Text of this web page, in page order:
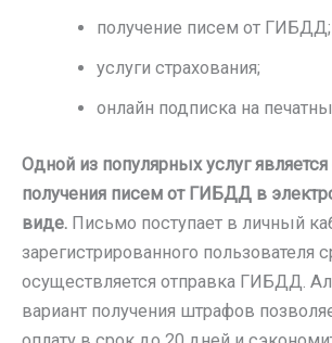
получение писем от ГИБДД;
услуги страхования;
онлайн подписка на
Одной из популярных услуг
получения писем от ГИБДД в
виде. Письмо поступает в личный
зарегистрированного пользователя
осуществляется отправка ГИБДД.
вариант получения штрафов